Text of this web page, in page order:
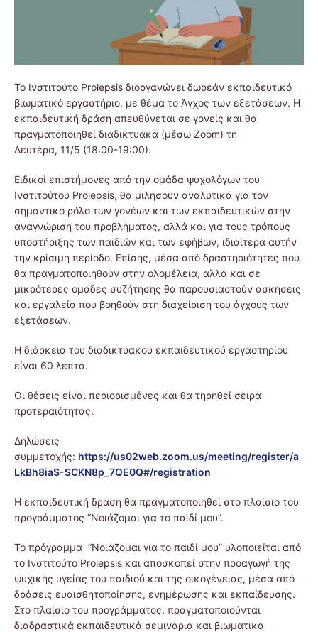
Το Ινστιτούτο Prolepsis διοργανώνει δωρεάν εκπαιδευτικό
βιωματικό εργαστήριο, με θέμα το Άγχος των εξετάσεων. Η
εκπαιδευτική δράση απευθύνεται σε γονείς και θα
πραγματοποιηθεί διαδικτυακά (μέσω Zoom) τη
Δευτέρα, 11/5 (18:00-19:00).
Ειδικοί επιστήμονες από την ομάδα ψυχολόγων του
Ινστιτούτου Prolepsis, θα μιλήσουν αναλυτικά για τον
σημαντικό ρόλο των γονέων και των εκπαιδευτικών στην
αναγνώριση του προβλήματος, αλλά και για τους τρόπους
υποστήριξης των παιδιών και των εφήβων, ιδιαίτερα αυτήν
την κρίσιμη περίοδο. Επίσης, μέσα από δραστηριότητες που
θα πραγματοποιηθούν στην ολομέλεια, αλλά και σε
μικρότερες ομάδες συζήτησης θα παρουσιαστούν ασκήσεις
και εργαλεία που βοηθούν στη διαχείριση του άγχους των
εξετάσεων.
Η διάρκεια του διαδικτυακού εκπαιδευτικού εργαστηρίου
είναι 60 λεπτά.
Οι θέσεις είναι περιορισμένες και θα τηρηθεί σειρά
προτεραιότητας.
Δηλώσεις
συμμετοχής: https://us02web.zoom.us/meeting/register/a
LkBh8iaS-SCKN8p_7QE0Q#/registration
Η εκπαιδευτική δράση θα πραγματοποιηθεί στο πλαίσιο του
προγράμματος “Νοιάζομαι για το παιδί μου”.
Το πρόγραμμα “Νοιάζομαι για το παιδί μου” υλοποιείται από
το Ινστιτούτο Prolepsis και αποσκοπεί στην προαγωγή της
ψυχικής υγείας του παιδιού και της οικογένειας, μέσα από
δράσεις ευαισθητοποίησης, ενημέρωσης και εκπαίδευσης.
Στο πλαίσιο του προγράμματος, πραγματοποιούνται
διαδραστικά εκπαιδευτικά σεμινάρια και βιωματικά